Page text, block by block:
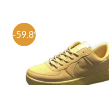
-59.8%